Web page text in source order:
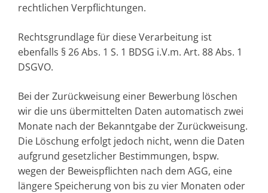
rechtlichen Verpflichtungen.
Rechtsgrundlage für diese Verarbeitung ist
ebenfalls § 26 Abs. 1 S. 1 BDSG i.V.m. Art. 88 Abs. 1
DSGVO.
Bei der Zurückweisung einer Bewerbung löschen
wir die uns übermittelten Daten automatisch zwei
Monate nach der Bekanntgabe der Zurückweisung.
Die Löschung erfolgt jedoch nicht, wenn die Daten
aufgrund gesetzlicher Bestimmungen, bspw.
wegen der Beweispflichten nach dem AGG, eine
längere Speicherung von bis zu vier Monaten oder